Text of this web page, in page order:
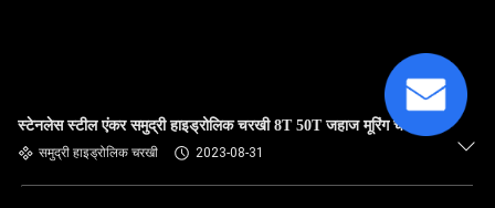
स्टेनलेस स्टील एंकर समुद्री हाइड्रोलिक चरखी 8T 50T जहाज मूरिंग चरखी
समुद्री हाइड्रोलिक चरखी 2023-08-31